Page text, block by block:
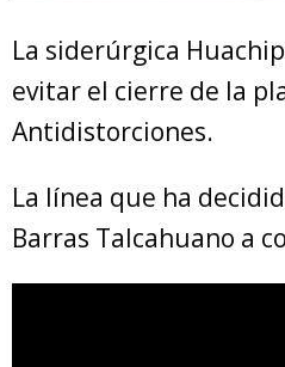
La siderúrgica
evitar el cierre de la
Antidistorciones.
La línea que ha
Barras Talcahuano a